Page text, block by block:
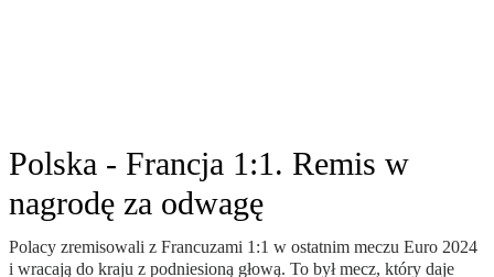
Polska - Francja 1:1. Remis w
nagrodę za odwagę
Polacy zremisowali z Francuzami 1:1 w ostatnim meczu Euro 2024
i wracają do kraju z podniesioną głową. To był mecz, który daje